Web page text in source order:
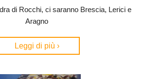
di Rocchi, ci saranno Brescia, Lerici e
Aragno
Leggi di più ›